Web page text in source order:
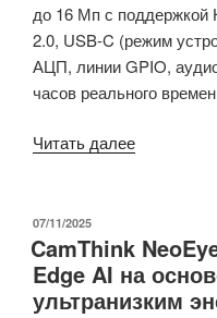
до 16 Мп с поддержкой
2.0, USB-C (режим
АЦП, линии GPIO,
часов реального
Читать далее«Firefly
–
ОПУБЛИКОВАНО
07/11/2025
CamThink
Edge AI на
ультранизким